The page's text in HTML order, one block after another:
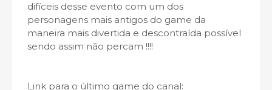
difíceis desse evento com um dos
personagens mais antigos do game da
maneira mais divertida e descontraída possível
sendo assim não percam !!!!
Link para o último game do canal: